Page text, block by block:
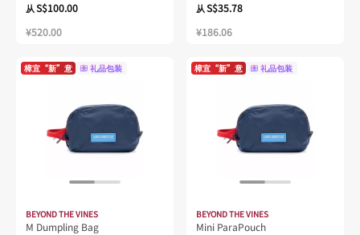
从S$100.00
¥520.00
从S$35.78
¥186.06
樟宜“新”意 礼品包装
BEYOND THE VINES
M Dumpling Bag
樟宜“新”意 礼品包装
BEYOND THE VINES
Mini ParaPouch